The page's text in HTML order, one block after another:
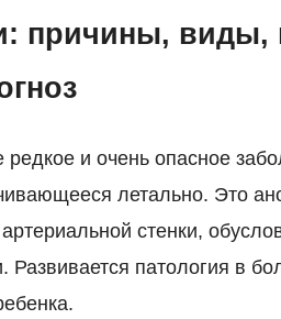
причины, виды,
и очень опасное
летально. Это
стенки,
патология в